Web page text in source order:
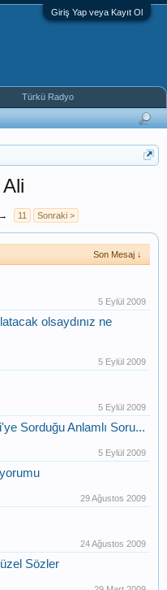
Giriş Yap veya Kayıt Ol
→ 11 Sonraki >
Son Mesaj ↓
5 Eylül 2009
olsaydınız ne
5 Eylül 2009
5 Eylül 2009
Sorduğu Anlamlı Soru...
5 Eylül 2009
29 Ağustos 2009
24 Ağustos 2009
Sözler
Türkü Radyo